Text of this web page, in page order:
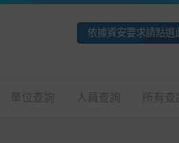
依據資安要求請點選
單位查詢 人員查詢 所有查